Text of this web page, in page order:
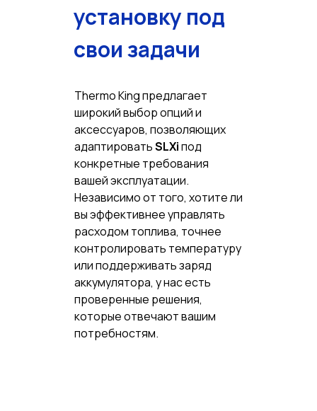
установку под
свои задачи
Thermo King предлагает
широкий выбор опций и
аксессуаров, позволяющих
адаптироватьSLXiпод
конкретные требования
вашей эксплуатации.
Независимо от того, хотите ли
вы эффективнее управлять
расходом топлива, точнее
контролировать температуру
или поддерживать заряд
аккумулятора, у нас есть
проверенные решения,
которые отвечают вашим
потребностям.